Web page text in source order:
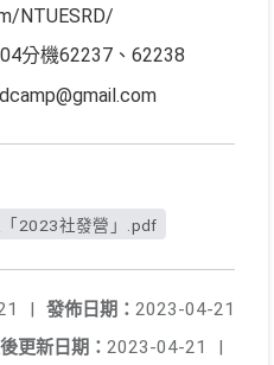
NTUESRD/
分機62237、62238
2023社發營」.pdf
發佈日期： 2023-04-21
|
更新日期： 2023-04-21 |